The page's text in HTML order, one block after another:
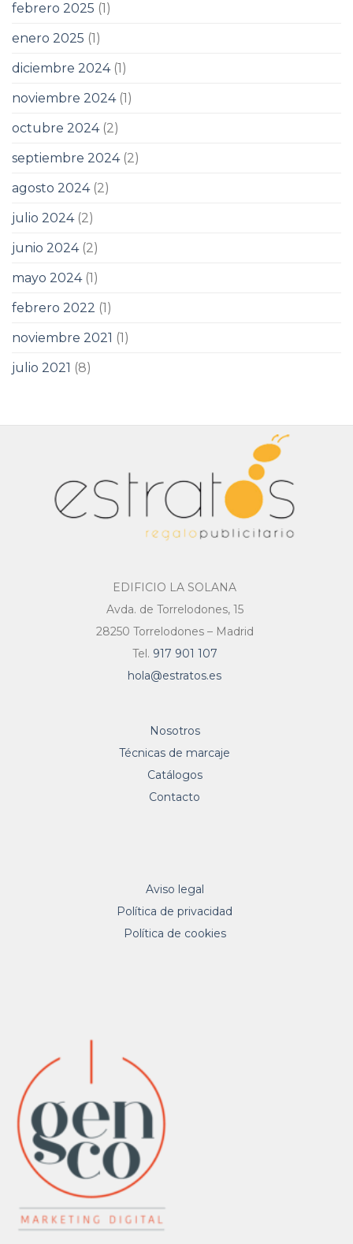
febrero 2025 (1)
enero 2025 (1)
diciembre 2024(1)
noviembre 2024(1)
octubre 2024(2)
septiembre 2024(2)
agosto 2024(2)
julio 2024(2)
junio 2024(2)
mayo 2024(1)
febrero 2022 (1)
noviembre 2021 (1)
julio 2021 (8)
EDIFICIO LA SOLANA
Avda. de Torrelodones, 15
28250 Torrelodones – Madrid
Tel. 917 901 107
hola@estratos.es
Nosotros
Técnicas de marcaje
Catálogos
Contacto
Aviso legal
Política de privacidad
Política de cookies